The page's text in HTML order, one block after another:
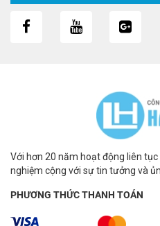
Với hơn 20 năm hoạt động liên
nghiệm cộng với sự tin tưởng và
PHƯƠNG THỨC THANH TOÁN